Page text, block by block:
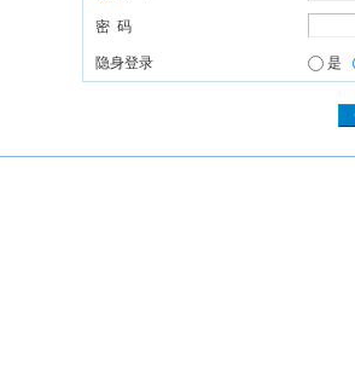
密 码
隐身登录 是